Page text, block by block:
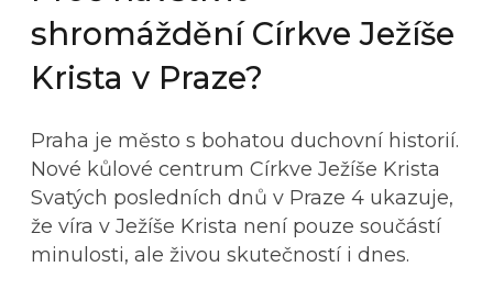
shromáždění Církve Ježíše
Krista v Praze?
Praha je město s bohatou duchovní historií.
Nové kůlové centrum Církve Ježíše Krista
Svatých posledních dnů v Praze 4 ukazuje,
že víra v Ježíše Krista není pouze součástí
minulosti, ale živou skutečností i dnes.